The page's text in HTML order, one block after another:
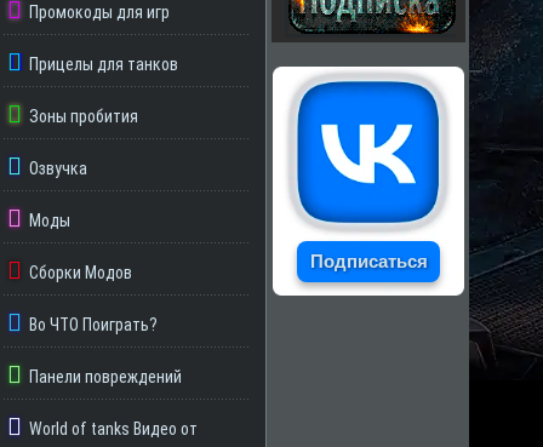
Подписаться
Промокоды для игр
Прицелы для танков
Зоны пробития
Озвучка
Моды
Сборки Модов
Во ЧТО Поиграть?
Панели повреждений
World of tanks Видео от